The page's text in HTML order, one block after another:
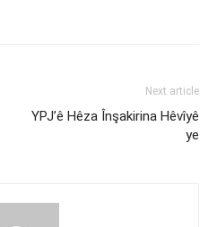
Next article
YPJ’ê Hêza Înşakirina Hêvîyê
ye